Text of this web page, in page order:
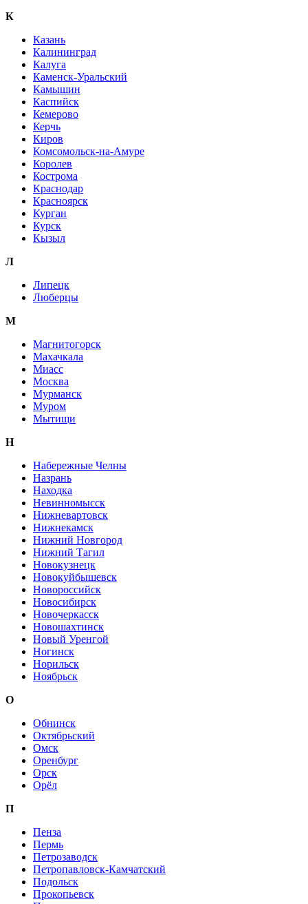
К
Казань
Калининград
Калуга
Каменск-Уральский
Камышин
Каспийск
Кемерово
Керчь
Киров
Комсомольск-на-Амуре
Королев
Кострома
Краснодар
Красноярск
Курган
Курск
Кызыл
Л
Липецк
Люберцы
М
Магнитогорск
Махачкала
Миасс
Москва
Мурманск
Муром
Мытищи
Н
Набережные Челны
Назрань
Находка
Невинномысск
Нижневартовск
Нижнекамск
Нижний Новгород
Нижний Тагил
Новокузнецк
Новокуйбышевск
Новороссийск
Новосибирск
Новочеркасск
Новошахтинск
Новый Уренгой
Ногинск
Норильск
Ноябрьск
О
Обнинск
Октябрьский
Омск
Оренбург
Орск
Орёл
П
Пенза
Пермь
Петрозаводск
Петропавловск-Камчатский
Подольск
Прокопьевск